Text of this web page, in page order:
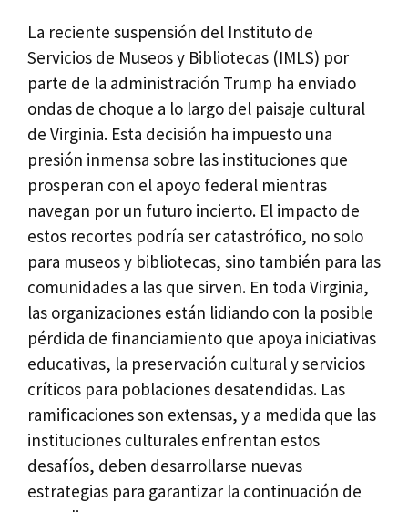
La reciente suspensión del Instituto de
Servicios de Museos y Bibliotecas (IMLS) por
parte de la administración Trump ha enviado
ondas de choque a lo largo del paisaje cultural
de Virginia. Esta decisión ha impuesto una
presión inmensa sobre las instituciones que
prosperan con el apoyo federal mientras
navegan por un futuro incierto. El impacto de
estos recortes podría ser catastrófico, no solo
para museos y bibliotecas, sino también para las
comunidades a las que sirven. En toda Virginia,
las organizaciones están lidiando con la posible
pérdida de financiamiento que apoya iniciativas
educativas, la preservación cultural y servicios
críticos para poblaciones desatendidas. Las
ramificaciones son extensas, y a medida que las
instituciones culturales enfrentan estos
desafíos, deben desarrollarse nuevas
estrategias para garantizar la continuación de